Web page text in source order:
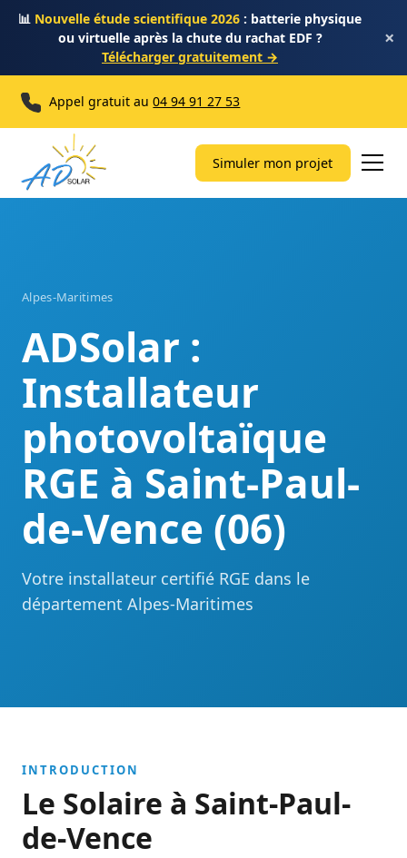
📊 Nouvelle étude scientifique 2026 : batterie physique
ou virtuelle après la chute du rachat EDF ?
Télécharger gratuitement →
×
Appel gratuit au04 94 91 27 53
Simuler mon projet
Alpes-Maritimes
ADSolar :
Installateur
photovoltaïque
RGE à Saint-Paul-
de-Vence (06)
Votre installateur certifié RGE dans le
département Alpes-Maritimes
INTRODUCTION
Le Solaire à Saint-Paul-
de-Vence